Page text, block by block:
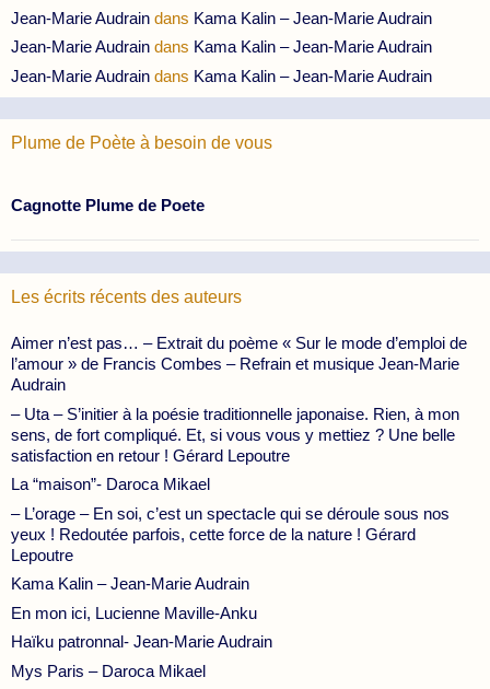
Jean-Marie Audrain dans Kama Kalin – Jean-Marie Audrain
Jean-Marie Audrain dans Kama Kalin – Jean-Marie Audrain
Jean-Marie Audrain dans Kama Kalin – Jean-Marie Audrain
Plume de Poète à besoin de vous
Cagnotte Plume de Poete
Les écrits récents des auteurs
Aimer n’est pas… – Extrait du poème « Sur le mode d’emploi de
l’amour » de Francis Combes – Refrain et musique Jean-Marie
Audrain
– Uta – S’initier à la poésie traditionnelle japonaise. Rien, à mon
sens, de fort compliqué. Et, si vous vous y mettiez ? Une belle
satisfaction en retour ! Gérard Lepoutre
La “maison”- Daroca Mikael
– L’orage – En soi, c’est un spectacle qui se déroule sous nos
yeux ! Redoutée parfois, cette force de la nature ! Gérard
Lepoutre
Kama Kalin – Jean-Marie Audrain
En mon ici, Lucienne Maville-Anku
Haïku patronnal- Jean-Marie Audrain
Mys Paris – Daroca Mikael